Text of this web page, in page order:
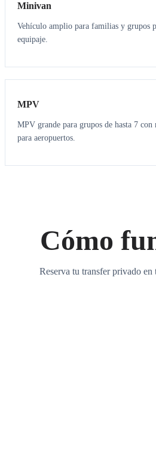
Minivan
Vehículo amplio para familias y grupos
equipaje.
7 7
MPV
MPV grande para grupos de hasta 7
para aeropuertos.
Cómo
Reserva tu transfer privado en